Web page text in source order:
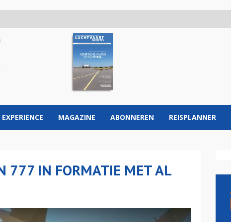
EXPERIENCE MAGAZINE ABONNEREN REISPLANNER
777 IN FORMATIE MET AL